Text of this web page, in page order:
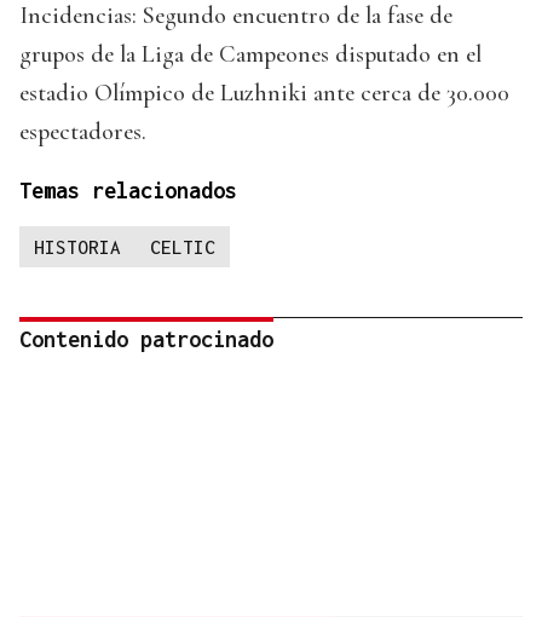
Incidencias: Segundo encuentro de la fase de
grupos de la Liga de Campeones disputado en el
estadio Olímpico de Luzhniki ante cerca de 30.000
espectadores.
Temas relacionados
HISTORIA CELTIC
Contenido patrocinado